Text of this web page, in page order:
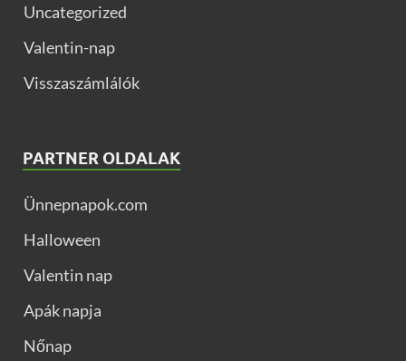
Uncategorized
Valentin-nap
Visszaszámlálók
PARTNER OLDALAK
Ünnepnapok.com
Halloween
Valentin nap
Apák napja
Nőnap